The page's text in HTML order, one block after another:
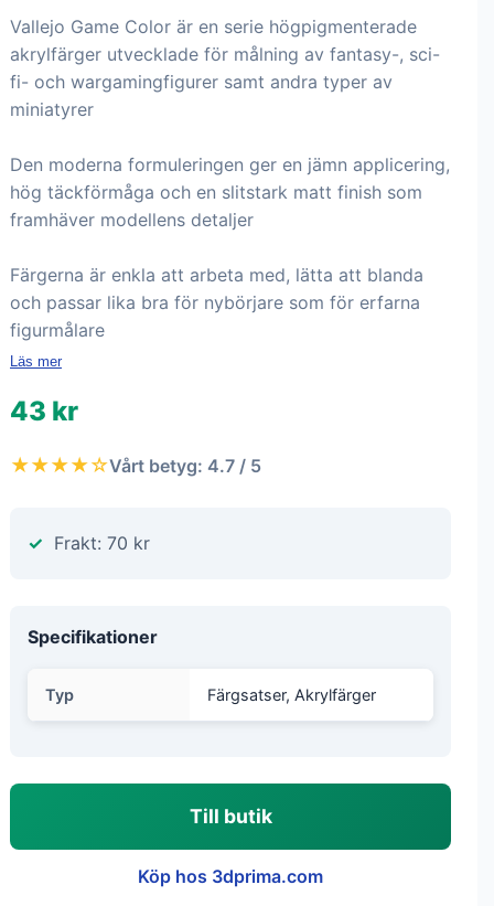
Vallejo Game Color är en serie högpigmenterade
akrylfärger utvecklade för målning av fantasy-, sci-
fi- och wargamingfigurer samt andra typer av
miniatyrer
Den moderna formuleringen ger en jämn applicering,
hög täckförmåga och en slitstark matt finish som
framhäver modellens detaljer
Färgerna är enkla att arbeta med, lätta att blanda
och passar lika bra för nybörjare som för erfarna
figurmålare
Läs mer
43 kr
★★★★☆Vårt betyg: 4.7 / 5
Frakt: 70 kr
Specifikationer
Typ Färgsatser, Akrylfärger
Till butik
Köp hos 3dprima.com